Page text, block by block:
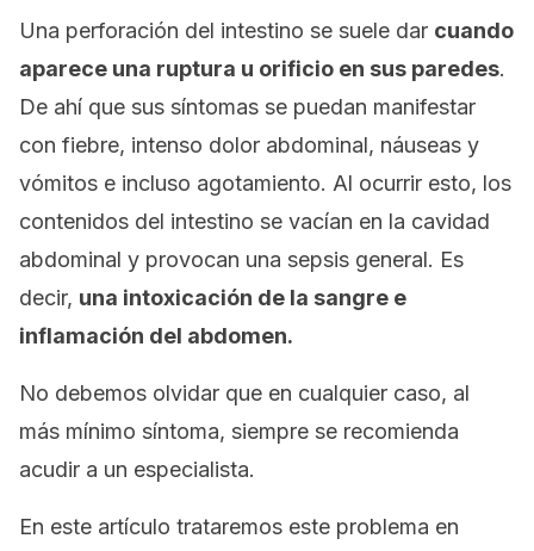
Una perforación del intestino se suele dar cuando
aparece una ruptura u orificio en sus paredes.
De ahí que sus síntomas se puedan manifestar
con fiebre, intenso dolor abdominal, náuseas y
vómitos e incluso agotamiento. Al ocurrir esto, los
contenidos del intestino se vacían en la cavidad
abdominal y provocan una sepsis general. Es
decir, una intoxicación de la sangre e
inflamación del abdomen.
No debemos olvidar que en cualquier caso, al
más mínimo síntoma, siempre se recomienda
acudir a un especialista.
En este artículo trataremos este problema en